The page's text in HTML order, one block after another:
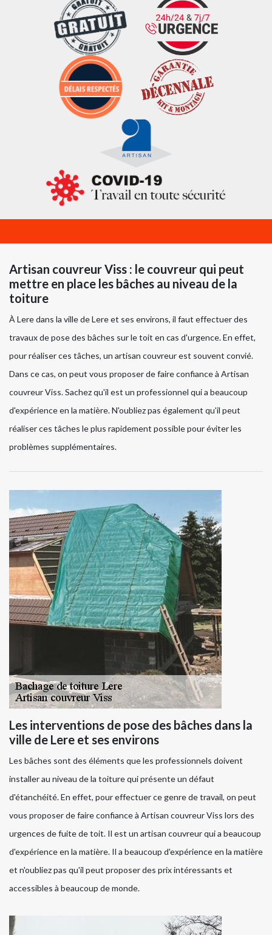
Artisan couvreur Viss : le couvreur qui peut
mettre en place les bâches au niveau de la
toiture
À Lere dans la ville de Lere et ses environs, il faut effectuer des
travaux de pose des bâches sur le toit en cas d'urgence. En effet,
pour réaliser ces tâches, un artisan couvreur est souvent convié.
Dans ce cas, on peut vous proposer de faire confiance à Artisan
couvreur Viss. Sachez qu'il est un professionnel qui a beaucoup
d'expérience en la matière. N'oubliez pas également qu'il peut
réaliser ces tâches le plus rapidement possible pour éviter les
problèmes supplémentaires.
Les interventions de pose des bâches dans la
ville de Lere et ses environs
Les bâches sont des éléments que les professionnels doivent
installer au niveau de la toiture qui présente un défaut
d'étanchéité. En effet, pour effectuer ce genre de travail, on peut
vous proposer de faire confiance à Artisan couvreur Viss lors des
urgences de fuite de toit. Il est un artisan couvreur qui a beaucoup
d'expérience en la matière. Il a beaucoup d'expérience en la matière
et n'oubliez pas qu'il peut proposer des prix intéressants et
accessibles à beaucoup de monde.